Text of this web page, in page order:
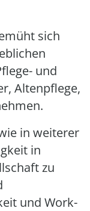
sich
und
Altenpflege,
in weiterer
in
zu
und Work-